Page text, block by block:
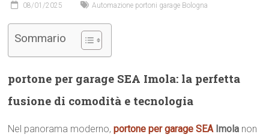
08/01/2025 Automazione portoni garage Bologna
Sommario
portone per garage SEA Imola: la perfetta
fusione di comodità e tecnologia
Nel panorama moderno,portone per garage SEAImola non